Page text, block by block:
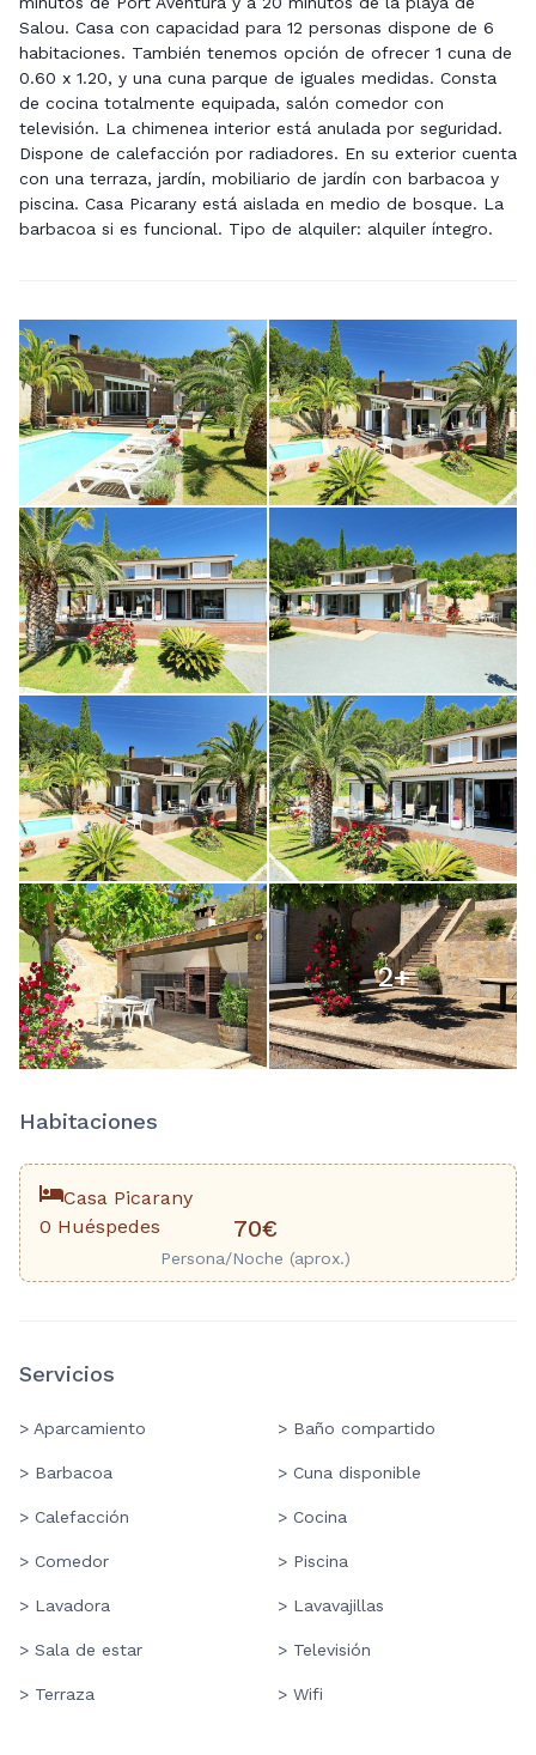
Salou. Casa con capacidad para 12 personas dispone de 6
habitaciones. También tenemos opción de ofrecer 1 cuna de
0.60 x 1.20, y una cuna parque de iguales medidas. Consta
de cocina totalmente equipada, salón comedor con
televisión. La chimenea interior está anulada por seguridad.
Dispone de calefacción por radiadores. En su exterior cuenta
con una terraza, jardín, mobiliario de jardín con barbacoa y
piscina. Casa Picarany está aislada en medio de bosque. La
barbacoa si es funcional. Tipo de alquiler: alquiler íntegro.
2+
Habitaciones
Casa Picarany
0 Huéspedes
70€
Persona/Noche (aprox.)
Servicios
> Aparcamiento > Baño compartido
> Barbacoa > Cuna disponible
> Calefacción > Cocina
> Comedor > Piscina
> Lavadora > Lavavajillas
> Sala de estar > Televisión
> Terraza > Wifi